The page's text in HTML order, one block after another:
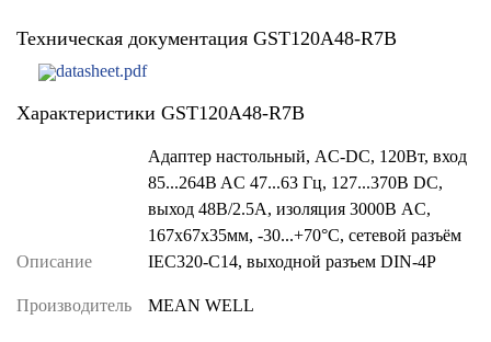
Техническая документация GST120A48-R7B
datasheet.pdf
Характеристики GST120A48-R7B
Описание
Адаптер настольный, AC-DC, 120Вт, вход
85...264B AC 47...63 Гц, 127...370B DC,
выход 48B/2.5A, изоляция 3000В AC,
167x67x35мм, -30...+70°С, сетевой разъём
IEC320-C14, выходной разъем DIN-4P
Производитель MEAN WELL